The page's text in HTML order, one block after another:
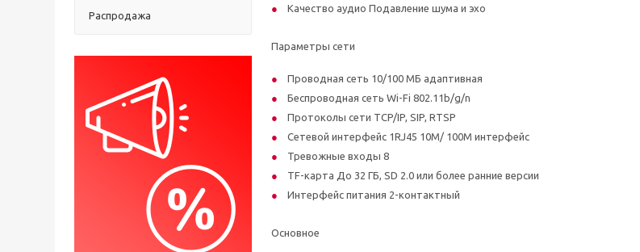
Распродажа
Качество аудио Подавление шума и эхо
Параметры сети
Проводная сеть 10/100 МБ адаптивная
Беспроводная сеть Wi-Fi 802.11b/g/n
Протоколы сети TCP/IP, SIP, RTSP
Сетевой интерфейс 1RJ45 10M/ 100M интерфейс
Тревожные входы 8
TF-карта До 32 ГБ, SD 2.0 или более ранние версии
Интерфейс питания 2-контактный
Основное